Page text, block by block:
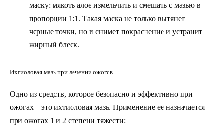
маску: мякоть алое измельчить и смешать с мазью в
пропорции 1:1. Такая маска не только вытянет
черные точки, но и снимет покраснение и устранит
жирный блеск.
Ихтиоловая мазь при лечении ожогов
Одно из средств, которое безопасно и эффективно при
ожогах – это ихтиоловая мазь. Применение ее назначается
при ожогах 1 и 2 степени тяжести: